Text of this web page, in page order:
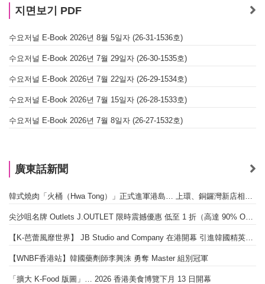
지면보기 PDF
수요저널 E-Book 2026년 8월 5일자 (26-31-1536호)
수요저널 E-Book 2026년 7월 29일자 (26-30-1535호)
수요저널 E-Book 2026년 7월 22일자 (26-29-1534호)
수요저널 E-Book 2026년 7월 15일자 (26-28-1533호)
수요저널 E-Book 2026년 7월 8일자 (26-27-1532호)
廣東話新聞
【WNBF香港站】韓國藥劑師李興洙 勇奪 Master 組別冠軍
「擴大 K-Food 版圖」… 2026 香港美食博覽下月 13 日開幕